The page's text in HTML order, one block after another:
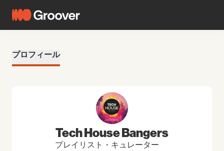
プロフィール
Tech House Bangers
プレイリスト・キュレーター